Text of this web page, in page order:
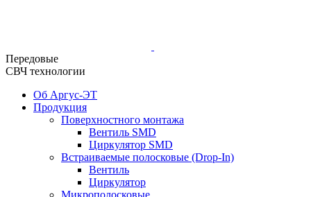
Передовые
СВЧ технологии
Об Аргус-ЭТ
Продукция
Поверхностного монтажа
Вентиль SMD
Циркулятор SMD
Встраиваемые полосковые (Drop-In)
Вентиль
Циркулятор